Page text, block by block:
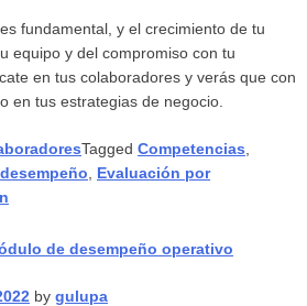
fundamental, y el crecimiento de tu
equipo y del compromiso con tu
en tus colaboradores y verás que con
en tus estrategias de negocio.
Tagged Competencias,
, Evaluación por
de desempeño operativo
by gulupa